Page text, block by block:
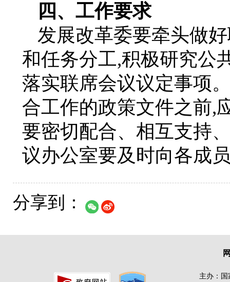
四、工作要求
发展改革委要牵头做
和任务分工,积极研究公
落实联席会议议定事项
合工作的政策文件之前,
要密切配合、相互支持
议办公室要及时向各成
分享到：
主办：